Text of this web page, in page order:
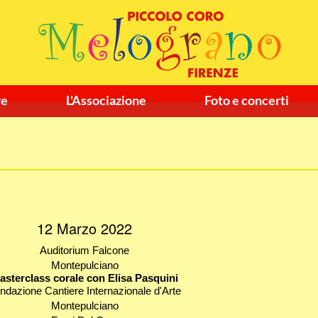
L'Associazione Foto e concerti
12 Marzo 2022
Auditorium Falcone
Montepulciano
corale con Elisa Pasquini
Cantiere Internazionale d'Arte
Montepulciano